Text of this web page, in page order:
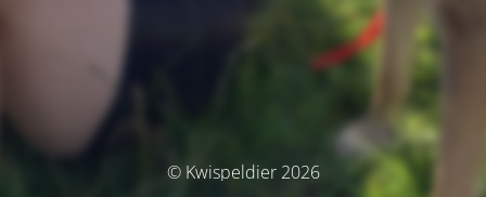
© Kwispeldier 2026